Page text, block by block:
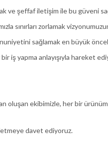
ve şeffaf iletişim ile bu güveni
sınırları zorlamak
sağlamak en büyük
iş yapma anlayışıyla hareket
oluşan ekibimizle, her bir
davet ediyoruz.